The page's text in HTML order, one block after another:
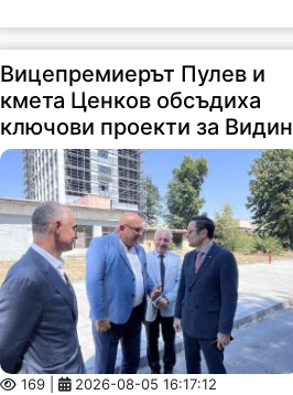
Вицепремиерът Пулев и
кмета Ценков обсъдиха
ключови проекти за Видин
169 | 2026-08-05 16:17:12